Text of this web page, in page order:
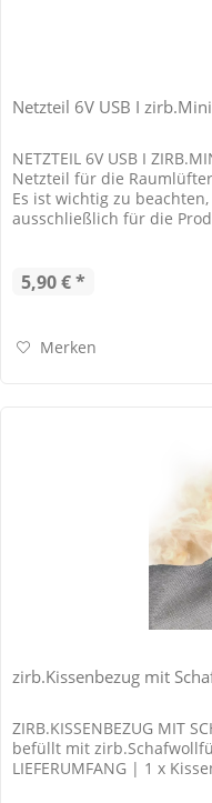
Netzteil 6V USB I
NETZTEIL 6V USB I
Netzteil für die
Es ist wichtig zu
ausschließlich für die
5,90 € *
Merken
zirb.Kissenbezug mit
ZIRB.KISSENBEZUG MIT
befüllt mit
LIEFERUMFANG | 1 x